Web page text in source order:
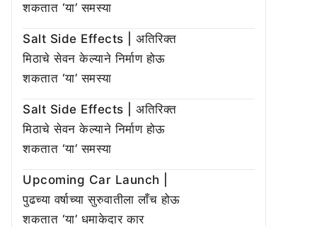
शकतात ‘या’ समस्या
Salt Side Effects | अतिरिक्त
मिठाचे सेवन केल्याने निर्माण होऊ
शकतात ‘या’ समस्या
Salt Side Effects | अतिरिक्त
मिठाचे सेवन केल्याने निर्माण होऊ
शकतात ‘या’ समस्या
Upcoming Car Launch |
पुढच्या वर्षाच्या सुरुवातीला लाँच होऊ
शकतात ‘या’ धमाकेदार कार